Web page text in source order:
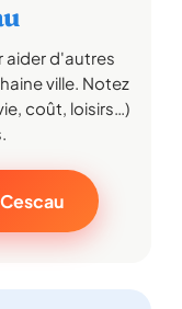
aider d'autres
ville. Notez
coût, loisirs…)